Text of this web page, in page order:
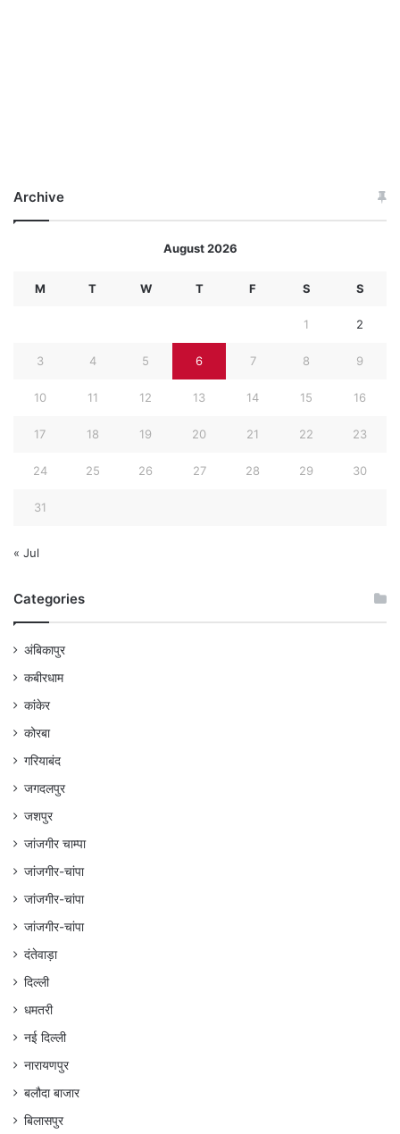
Archive
August 2026
M T W T F S S
1 2
3 4 5 6 7 8 9
10 11 12 13 14 15 16
17 18 19 20 21 22 23
24 25 26 27 28 29 30
31
« Jul
Categories
अंबिकापुर
कबीरधाम
कांकेर
कोरबा
गरियाबंद
जगदलपुर
जशपुर
जांजगीर चाम्पा
जांजगीर-चांपा
जांजगीर-चांपा
जांजगीर-चांपा
दंतेवाड़ा
दिल्ली
धमतरी
नई दिल्ली
नारायणपुर
बलौदा बाजार
बिलासपुर